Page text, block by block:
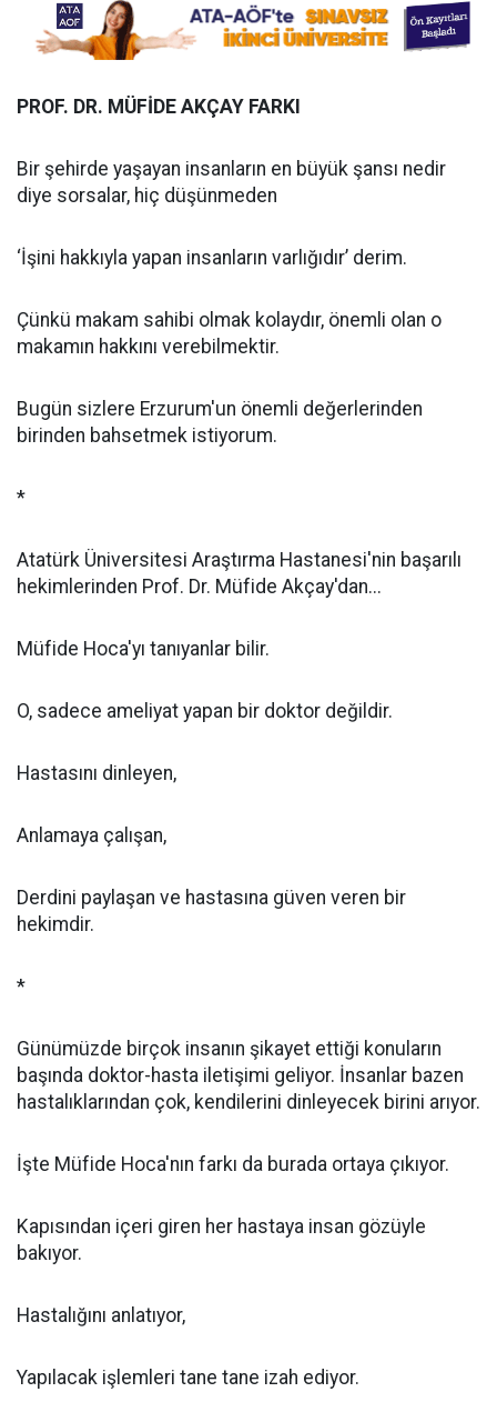
PROF. DR. MÜFİDE AKÇAY FARKI
Bir şehirde yaşayan insanların en büyük şansı nedir
diye sorsalar, hiç düşünmeden
‘İşini hakkıyla yapan insanların varlığıdır’ derim.
Çünkü makam sahibi olmak kolaydır, önemli olan o
makamın hakkını verebilmektir.
Bugün sizlere Erzurum'un önemli değerlerinden
birinden bahsetmek istiyorum.
*
Atatürk Üniversitesi Araştırma Hastanesi'nin başarılı
hekimlerinden Prof. Dr. Müfide Akçay'dan...
Müfide Hoca'yı tanıyanlar bilir.
O, sadece ameliyat yapan bir doktor değildir.
Hastasını dinleyen,
Anlamaya çalışan,
Derdini paylaşan ve hastasına güven veren bir
hekimdir.
*
Günümüzde birçok insanın şikayet ettiği konuların
başında doktor-hasta iletişimi geliyor. İnsanlar bazen
hastalıklarından çok, kendilerini dinleyecek birini arıyor.
İşte Müfide Hoca'nın farkı da burada ortaya çıkıyor.
Kapısından içeri giren her hastaya insan gözüyle
bakıyor.
Hastalığını anlatıyor,
Yapılacak işlemleri tane tane izah ediyor.